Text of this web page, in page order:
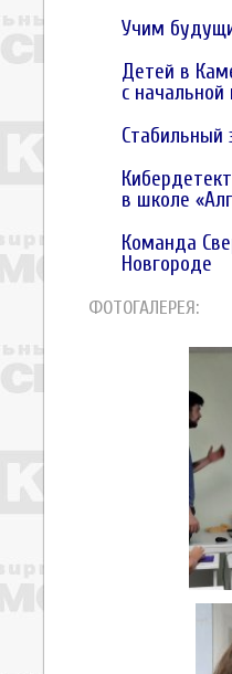
Учим
Детей в
с
Стабильный
в школе
Команда
Новгороде
ФОТОГАЛЕРЕЯ: